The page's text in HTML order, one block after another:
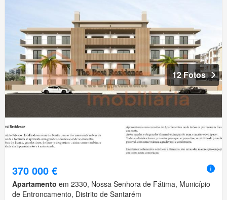
12 Fotos
370 000 €
Apartamento em 2330, Nossa Senhora de Fátima, Município
de Entroncamento, Distrito de Santarém